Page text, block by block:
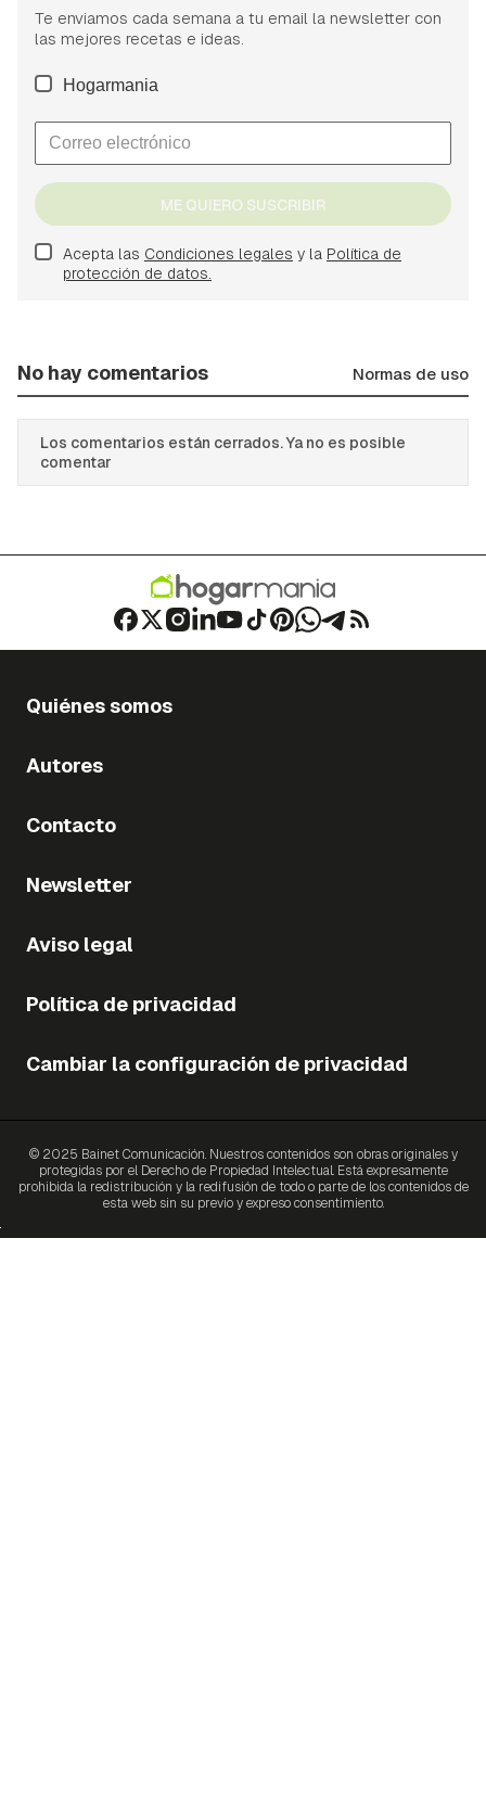
Te enviamos cada semana a tu email la newsletter con
las mejores recetas e ideas.
Hogarmania
ME QUIERO SUSCRIBIR
Acepta las Condiciones legales y la Política de
protección de datos.
No hay comentarios Normas de uso
Los comentarios están cerrados. Ya no es posible
comentar
Quiénes somos
Autores
Contacto
Newsletter
Aviso legal
Política de privacidad
Cambiar la configuración de privacidad
© 2025 Bainet Comunicación. Nuestros contenidos son obras originales y
protegidas por el Derecho de Propiedad Intelectual. Está expresamente
prohibida la redistribución y la redifusión de todo o parte de los contenidos de
esta web sin su previo y expreso consentimiento.